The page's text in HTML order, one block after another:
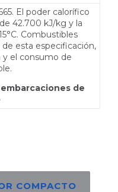
El poder calorífico
42.700 kJ/kg y la
Combustibles
esta especificación,
y el consumo de
de
COMPACTO